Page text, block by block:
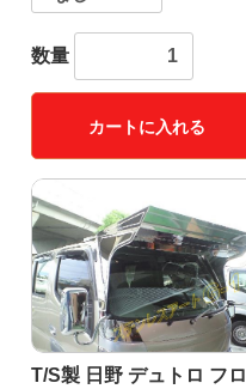
数量
カートに入れる
T/S製 日野 デュトロ フロ